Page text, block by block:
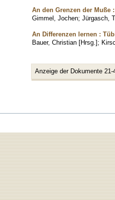
An den Grenzen der Muße
Gimmel, Jochen; Jürgasch,
An Differenzen lernen :
Bauer, Christian [Hrsg.];
Anzeige der Dokumente 21-